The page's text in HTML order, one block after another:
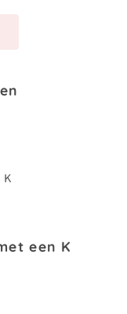
K
een K